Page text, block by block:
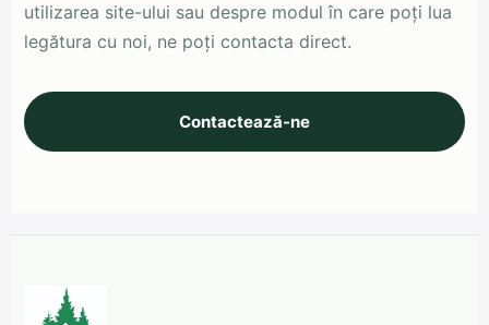
utilizarea site-ului sau despre modul în care poți lua
legătura cu noi, ne poți contacta direct.
Contactează-ne